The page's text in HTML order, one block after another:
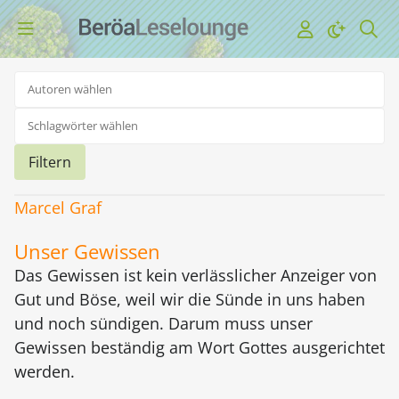
Filtern
Marcel Graf
Unser Gewissen
Das Gewissen ist kein verlässlicher Anzeiger von
Gut und Böse, weil wir die Sünde in uns haben
und noch sündigen. Darum muss unser
Gewissen beständig am Wort Gottes ausgerichtet
werden.